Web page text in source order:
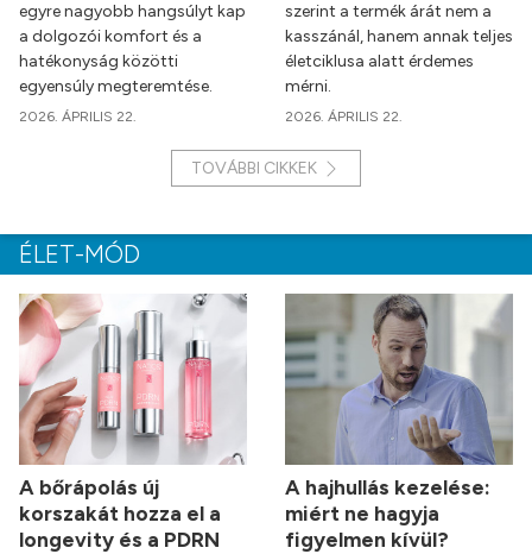
egyre nagyobb hangsúlyt kap
a dolgozói komfort és a
hatékonyság közötti
egyensúly megteremtése.
2026. ÁPRILIS 22.
szerint a termék árát nem a
kasszánál, hanem annak teljes
életciklusa alatt érdemes
mérni.
2026. ÁPRILIS 22.
TOVÁBBI CIKKEK
ÉLET-MÓD
A bőrápolás új
korszakát hozza el a
longevity és a PDRN
A hajhullás kezelése:
miért ne hagyja
figyelmen kívül?